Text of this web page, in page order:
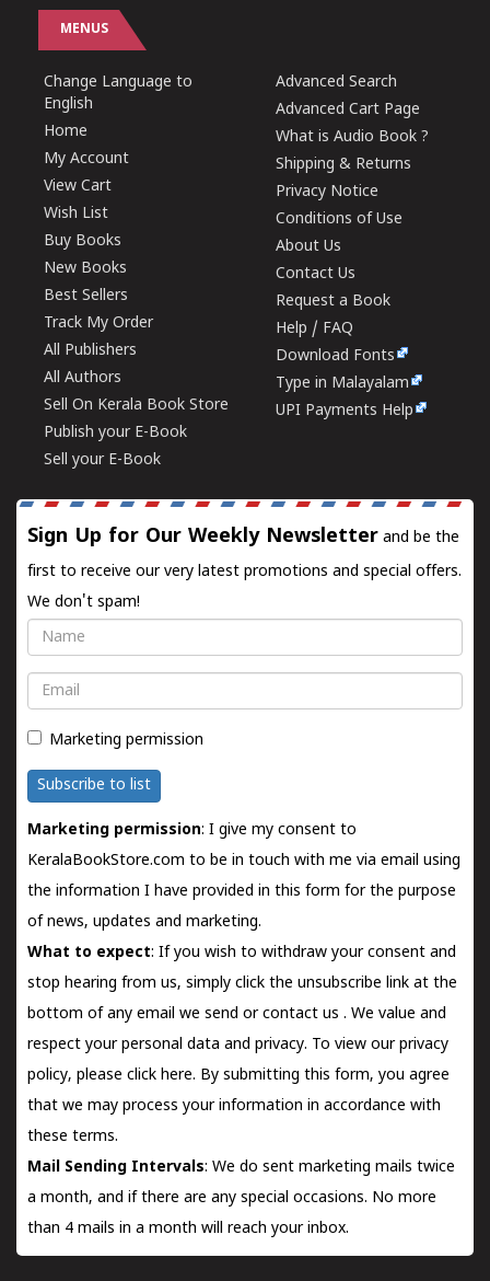
MENUS
Change Language to
English
Home
My Account
View Cart
Wish List
Buy Books
New Books
Best Sellers
Track My Order
All Publishers
All Authors
Sell On Kerala Book Store
Publish your E-Book
Sell your E-Book
Advanced Search
Advanced Cart Page
What is Audio Book ?
Shipping & Returns
Privacy Notice
Conditions of Use
About Us
Contact Us
Request a Book
Help / FAQ
Download Fonts
Type in Malayalam
UPI Payments Help
Sign Up for Our Weekly Newsletter and be the
first to receive our very latest promotions and special offers.
We don't spam!
Name
Email
Marketing permission
Subscribe to list
Marketing permission: I give my consent to
KeralaBookStore.com to be in touch with me via email using
the information I have provided in this form for the purpose
of news, updates and marketing.
What to expect: If you wish to withdraw your consent and
stop hearing from us, simply click the unsubscribe link at the
bottom of any email we send orcontact us . We value and
respect your personal data and privacy. To view our privacy
policy, please click here. By submitting this form, you agree
that we may process your information in accordance with
these terms.
Mail Sending Intervals: We do sent marketing mails twice
a month, and if there are any special occasions. No more
than 4 mails in a month will reach your inbox.